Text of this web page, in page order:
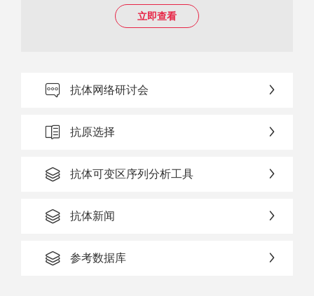
立即查看
抗体网络研讨会
抗原选择
抗体可变区序列分析工具
抗体新闻
参考数据库